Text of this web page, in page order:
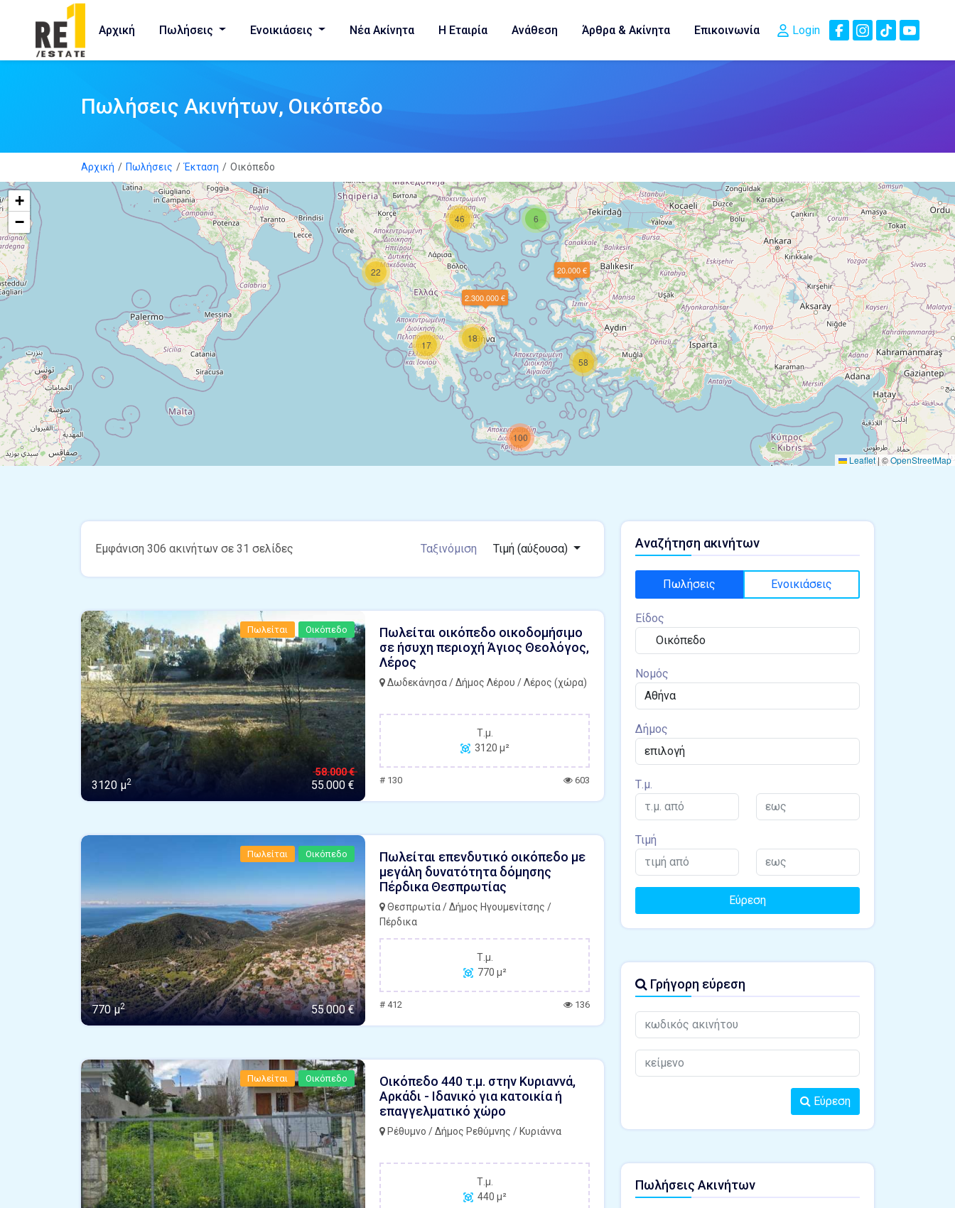
Αρχική Πωλήσεις Ενοικιάσεις Νέα Ακίνητα Η Εταιρία Ανάθεση Άρθρα & Ακίνητα Επικοινωνία Login
Πωλήσεις Ακινήτων, Οικόπεδο
Αρχική Πωλήσεις Έκταση Οικόπεδο
22
17
6
46
58
18
100
2.300.000 €
20.000 €
+
−
Leaflet | ©OpenStreetMap
Εμφάνιση 306 ακινήτων σε 31 σελίδες Ταξινόμιση Τιμή (αύξουσα)
Πωλείται Οικόπεδο
3120 μ2
58.000 €
55.000 €
Πωλείται oικόπεδο οικοδομήσιμο
σε ήσυχη περιοχή Άγιος Θεολόγος,
Λέρος
Δωδεκάνησα / Δήμος Λέρου / Λέρος (χώρα)
Τ.μ.
3120 μ²
# 130 603
Πωλείται Οικόπεδο
770 μ2 55.000 €
Πωλείται επενδυτικό οικόπεδο με
μεγάλη δυνατότητα δόμησης
Πέρδικα Θεσπρωτίας
Θεσπρωτία / Δήμος Ηγουμενίτσης /
Πέρδικα
Τ.μ.
770 μ²
# 412 136
Πωλείται Οικόπεδο
Οικόπεδο 440 τ.μ. στην Κυριαννά,
Αρκάδι - Ιδανικό για κατοικία ή
επαγγελματικό χώρο
Ρέθυμνο / Δήμος Ρεθύμνης / Κυριάννα
Τ.μ.
440 μ²
Αναζήτηση ακινήτων
Πωλήσεις Ενοικιάσεις
Είδος
Νομός
Δήμος
Τ.μ.
Τιμή
Εύρεση
Γρήγορη εύρεση
Εύρεση
Πωλήσεις Ακινήτων